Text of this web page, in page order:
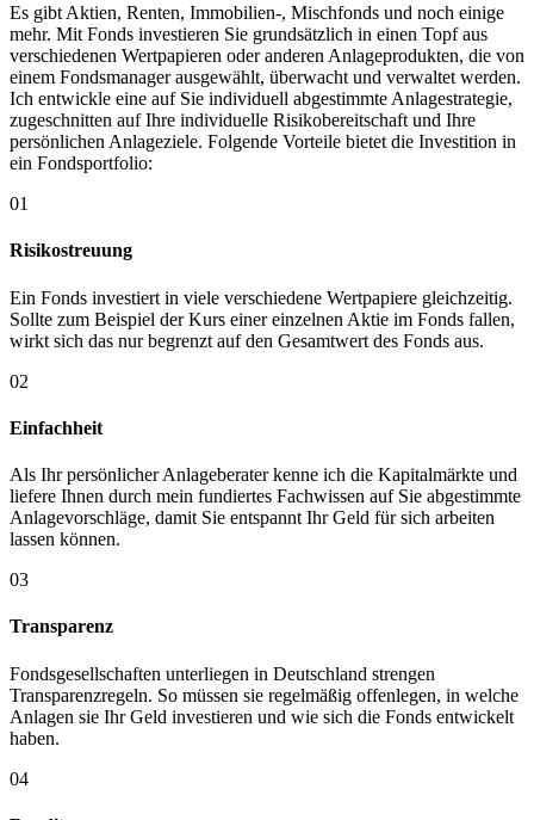
Es gibt Aktien, Renten, Immobilien-, Mischfonds und noch einige
mehr. Mit Fonds investieren Sie grundsätzlich in einen Topf aus
verschiedenen Wertpapieren oder anderen Anlageprodukten, die von
einem Fondsmanager ausgewählt, überwacht und verwaltet werden.
Ich entwickle eine auf Sie individuell abgestimmte Anlagestrategie,
zugeschnitten auf Ihre individuelle Risikobereitschaft und Ihre
persönlichen Anlageziele. Folgende Vorteile bietet die Investition in
ein Fondsportfolio:
01
Risikostreuung
Ein Fonds investiert in viele verschiedene Wertpapiere gleichzeitig.
Sollte zum Beispiel der Kurs einer einzelnen Aktie im Fonds fallen,
wirkt sich das nur begrenzt auf den Gesamtwert des Fonds aus.
02
Einfachheit
Als Ihr persönlicher Anlageberater kenne ich die Kapitalmärkte und
liefere Ihnen durch mein fundiertes Fachwissen auf Sie abgestimmte
Anlagevorschläge, damit Sie entspannt Ihr Geld für sich arbeiten
lassen können.
03
Transparenz
Fondsgesellschaften unterliegen in Deutschland strengen
Transparenzregeln. So müssen sie regelmäßig offenlegen, in welche
Anlagen sie Ihr Geld investieren und wie sich die Fonds entwickelt
haben.
04